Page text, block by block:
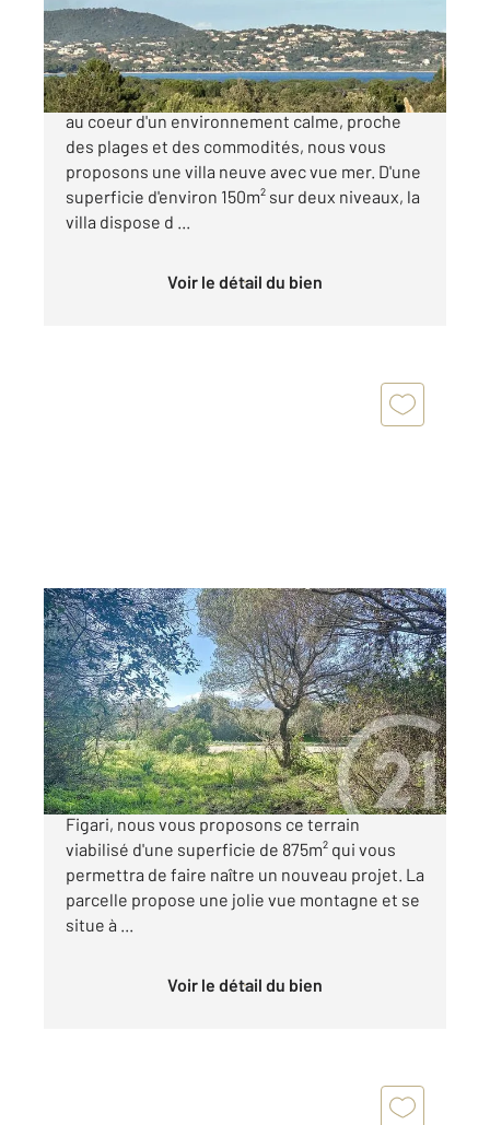
1 370 000 €
Idéalement situé entre St-Cyprien et Pinarello,
au coeur d'un environnement calme, proche
des plages et des commodités, nous vous
proposons une villa neuve avec vue mer. D'une
superficie d'environ 150m² sur deux niveaux, la
villa dispose d ...
Voir le détail du bien
PORTO VECCHIO 201
875 m2
Ref : 713
Terrain à vendre
234 000 €
Dans un lotissement situé sur la commune de
Figari, nous vous proposons ce terrain
viabilisé d'une superficie de 875m² qui vous
permettra de faire naître un nouveau projet. La
parcelle propose une jolie vue montagne et se
situe à ...
Voir le détail du bien